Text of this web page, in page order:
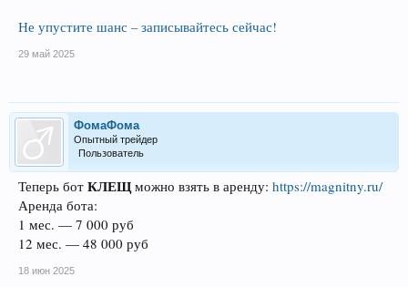
Не упустите шанс – записывайтесь сейчас!
29 май 2025
ФомаФома
Опытный трейдер
Пользователь
Теперь бот КЛЕЩ можно взять в аренду: https://magnitny.ru/
Аренда бота:
1 мес. — 7 000 руб
12 мес. — 48 000 руб
18 июн 2025